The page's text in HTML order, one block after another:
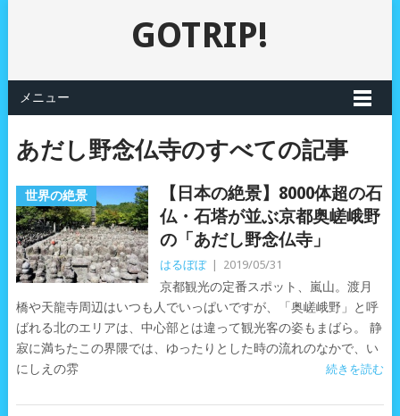
GOTRIP!
メニュー
あだし野念仏寺のすべての記事
世界の絶景
【日本の絶景】8000体超の石
仏・石塔が並ぶ京都奥嵯峨野
の「あだし野念仏寺」
はるぼぼ 2019/05/31
京都観光の定番スポット、嵐山。渡月
橋や天龍寺周辺はいつも人でいっぱいですが、「奥嵯峨野」と呼
ばれる北のエリアは、中心部とは違って観光客の姿もまばら。 静
寂に満ちたこの界隈では、ゆったりとした時の流れのなかで、い
にしえの雰
続きを読む